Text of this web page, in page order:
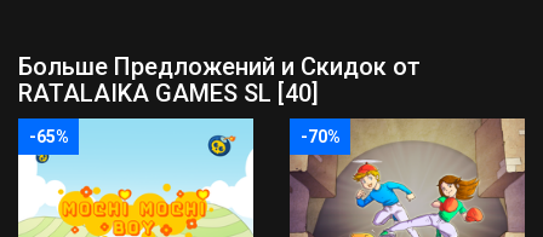
Больше Предложений и Скидок от
RATALAIKA GAMES SL [40]
-65% -70%